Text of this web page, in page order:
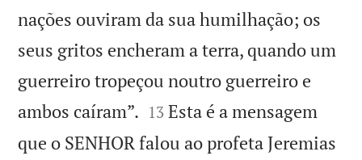
nações ouviram da sua humilhação; os
seus gritos encheram a terra, quando um
guerreiro tropeçou noutro guerreiro e
ambos caíram”. 

13 Esta é a mensagem
que o SENHOR falou ao profeta Jeremias